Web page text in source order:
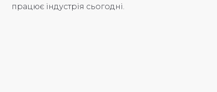
працює індустрія сьогодні.